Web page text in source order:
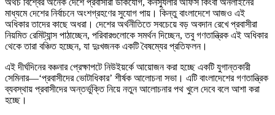
অথচ বিশ্বের অনেক দেশে প্রবাসীরা ডাকযোগ, কনস্যুলার অফিস কিংবা অনলাইনের
মাধ্যমে দেশের নির্বাচনে অংশগ্রহণের সুযোগ পায়। কিন্তু বাংলাদেশে আজও এই
অধিকার তাদের কাছে অধরা। দেশের অর্থনীতিতে সবচেয়ে বড় অবদান রেখে প্রবাসীরা
নিয়মিত রেমিট্যান্স পাঠাচ্ছেন, পরিবারগুলোকে সমর্থন দিচ্ছেন, তবু গণতান্ত্রিক এই অধিকার
থেকে তারা বঞ্চিত হচ্ছেন, যা দুঃখজনক একটি বৈষম্যের প্রতিফলন।
এই দীর্ঘদিনের বঞ্চনার প্রেক্ষাপটে নিউইয়র্কে আয়োজন করা হচ্ছে একটি যুগান্তকারী
সেমিনার—‘প্রবাসীদের ভোটাধিকার’ শীর্ষক আলোচনা সভা। এটি বাংলাদেশের গণতান্ত্রিক
ব্যবস্থায় প্রবাসীদের অন্তর্ভুক্তি নিয়ে নতুন আলোচনার পথ খুলে দেবে বলে আশা করা
হচ্ছে।